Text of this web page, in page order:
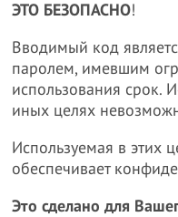
ЭТО БЕЗОПАСНО!
Вводимый код
паролем, имевшим
использования срок.
иных целях
Используемая в этих
обеспечивает
Это сделано для